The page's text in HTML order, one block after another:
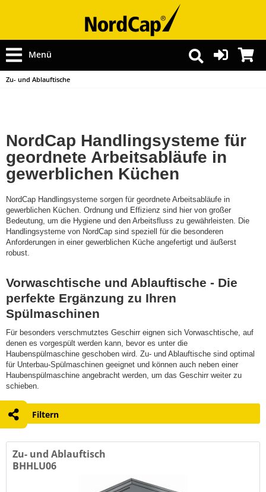
Menü
Zu- und Ablauftische
NordCap Handlingsysteme für
geordnete Arbeitsabläufe in
gewerblichen Küchen
NordCap Handlingsysteme sorgen für geordnete Arbeitsabläufe in
gewerblichen Küchen. Ordnung und Effizienz sind hier von großer
Bedeutung, um die Hygiene und den Arbeitsfluss zu gewährleisten. Die
Handlingsysteme von NordCap sind speziell für die besonderen
Anforderungen in einer gewerblichen Küche angefertigt und äußerst
robust.
Vorwaschtische und Ablauftische - Die
perfekte Ergänzung zu Ihren
Spülmaschinen
Für besonders verschmutztes Geschirr eignen sich Vorwaschtische, auf
denen es vorgespült werden kann, bevor es unter die
Haubenspülmaschine geschoben wird. Zu- und Ablauftische sind optimal
für Unterbau-Spülmaschinen geeignet und können auch neben einer
Haubenspülmaschine angebracht werden, um das Geschirr weiter zu
schieben.
Filtern
Zu- und Ablauftisch
BHHLU06